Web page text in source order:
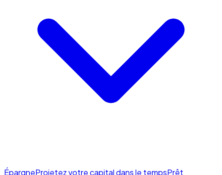
ÉpargneProjetez votre capital dans le tempsPrêt